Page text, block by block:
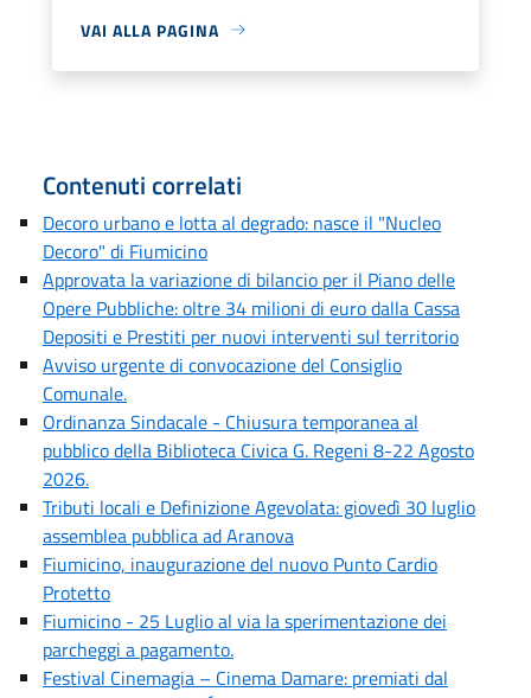
VAI ALLA PAGINA
Contenuti correlati
Decoro urbano e lotta al degrado: nasce il "Nucleo
Decoro" di Fiumicino
Approvata la variazione di bilancio per il Piano delle
Opere Pubbliche: oltre 34 milioni di euro dalla Cassa
Depositi e Prestiti per nuovi interventi sul territorio
Avviso urgente di convocazione del Consiglio
Comunale.
Ordinanza Sindacale - Chiusura temporanea al
pubblico della Biblioteca Civica G. Regeni 8-22 Agosto
2026.
Tributi locali e Definizione Agevolata: giovedì 30 luglio
assemblea pubblica ad Aranova
Fiumicino, inaugurazione del nuovo Punto Cardio
Protetto
Fiumicino - 25 Luglio al via la sperimentazione dei
parcheggi a pagamento.
Festival Cinemagia – Cinema Damare: premiati dal